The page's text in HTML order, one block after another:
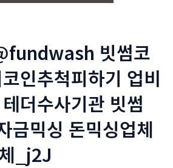
빗썸코
인추척피하기 업비
더수사기관 빗썸
금믹싱 돈믹싱업체
_j2J